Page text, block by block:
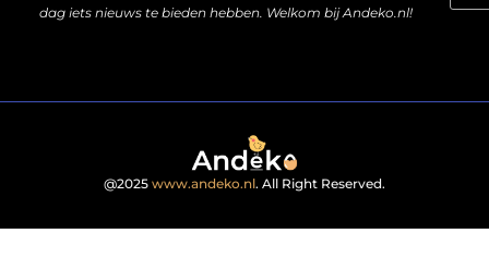
dag iets nieuws te bieden hebben. Welkom bij Andeko.nl!
@2025 www.andeko.nl. All Right Reserved.